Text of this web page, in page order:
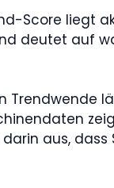
Score liegt
deutet auf
aus, dass